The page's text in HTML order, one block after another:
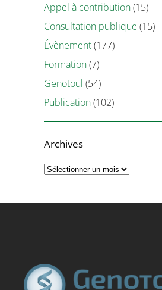
Appel à contribution(15)
Consultation publique (15)
Évènement(177)
Formation(7)
Genotoul (54)
Publication(102)
Archives
Archives